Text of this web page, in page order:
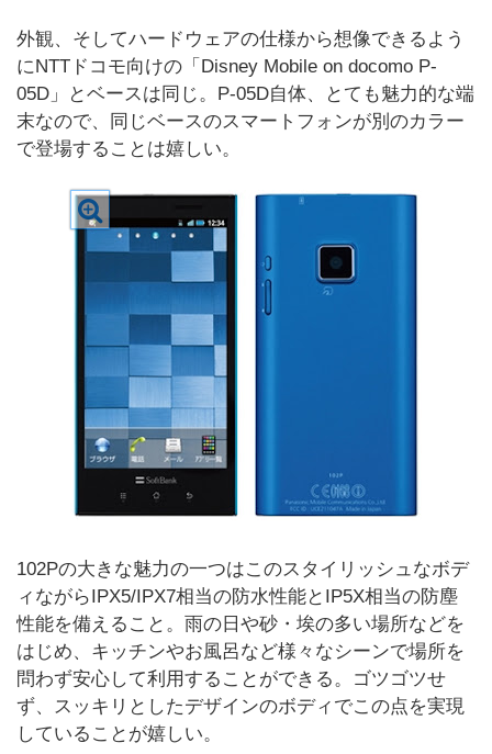
外観、そしてハードウェアの仕様から想像できるよう
にNTTドコモ向けの「Disney Mobile on docomo P-
05D」とベースは同じ。P-05D自体、とても魅力的な端
末なので、同じベースのスマートフォンが別のカラー
で登場することは嬉しい。
102Pの大きな魅力の一つはこのスタイリッシュなボデ
ィながらIPX5/IPX7相当の防水性能とIP5X相当の防塵
性能を備えること。雨の日や砂・埃の多い場所などを
はじめ、キッチンやお風呂など様々なシーンで場所を
問わず安心して利用することができる。ゴツゴツせ
ず、スッキリとしたデザインのボディでこの点を実現
していることが嬉しい。